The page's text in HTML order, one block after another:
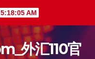
5:18:06 AM
外汇110官